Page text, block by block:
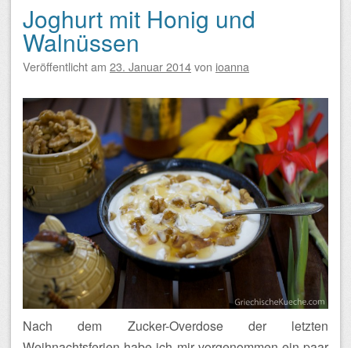
Joghurt mit Honig und
Walnüssen
Veröffentlicht am 23. Januar 2014von ioanna
Nach dem Zucker-Overdose der letzten